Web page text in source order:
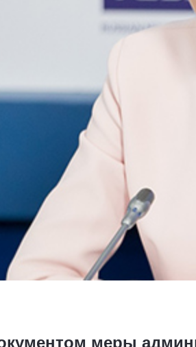
меры